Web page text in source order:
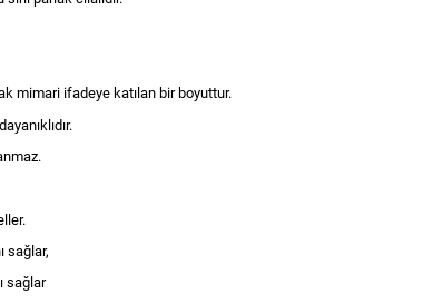
mimari ifadeye katılan bir boyuttur.
sağlar,
sağlar